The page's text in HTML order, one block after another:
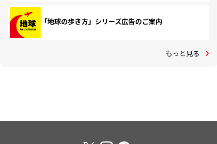
「地球の歩き方」シリーズ広告のご案内
もっと見る